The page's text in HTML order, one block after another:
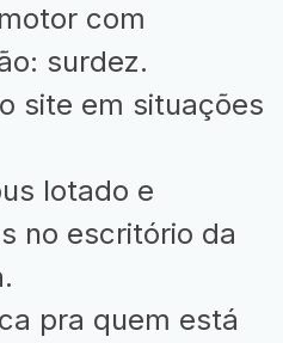
com
surdez.
site em situações
lotado e
no escritório da
pra quem está